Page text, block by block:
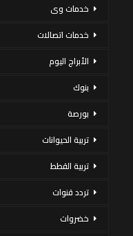
خدمات وى
خدمات اتصالات
الأبراج اليوم
بنوك
بورصة
تربية الحيوانات
تربية القطط
تردد قنوات
خضروات